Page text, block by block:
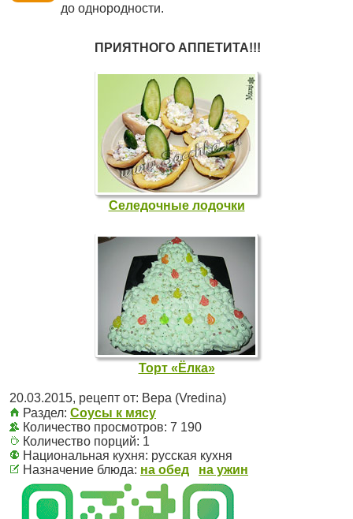
до однородности.
ПРИЯТНОГО АППЕТИТА!!!
Селедочные лодочки
Торт «Ёлка»
20.03.2015, рецепт от: Вера (Vredina)
Раздел: Соусы к мясу
Количество просмотров: 7 190
Количество порций: 1
Национальная кухня: русская кухня
Назначение блюда: на обед на ужин